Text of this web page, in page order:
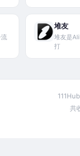
堆友
堆友是
打
共